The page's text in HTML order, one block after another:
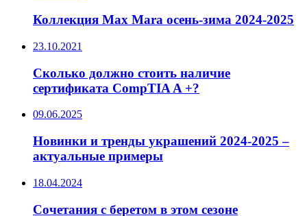
Коллекция Max Mara осень-зима 2024-2025
23.10.2021
Сколько должно стоить наличие
сертификата CompTIA A +?
09.06.2025
Новинки и тренды украшений 2024-2025 –
актуальные примеры
18.04.2024
Сочетания с беретом в этом сезоне